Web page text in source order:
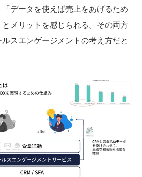
データを使えば売上をあげるため
メリットを感じられる。その両方
スエンゲージメントの考え方だと